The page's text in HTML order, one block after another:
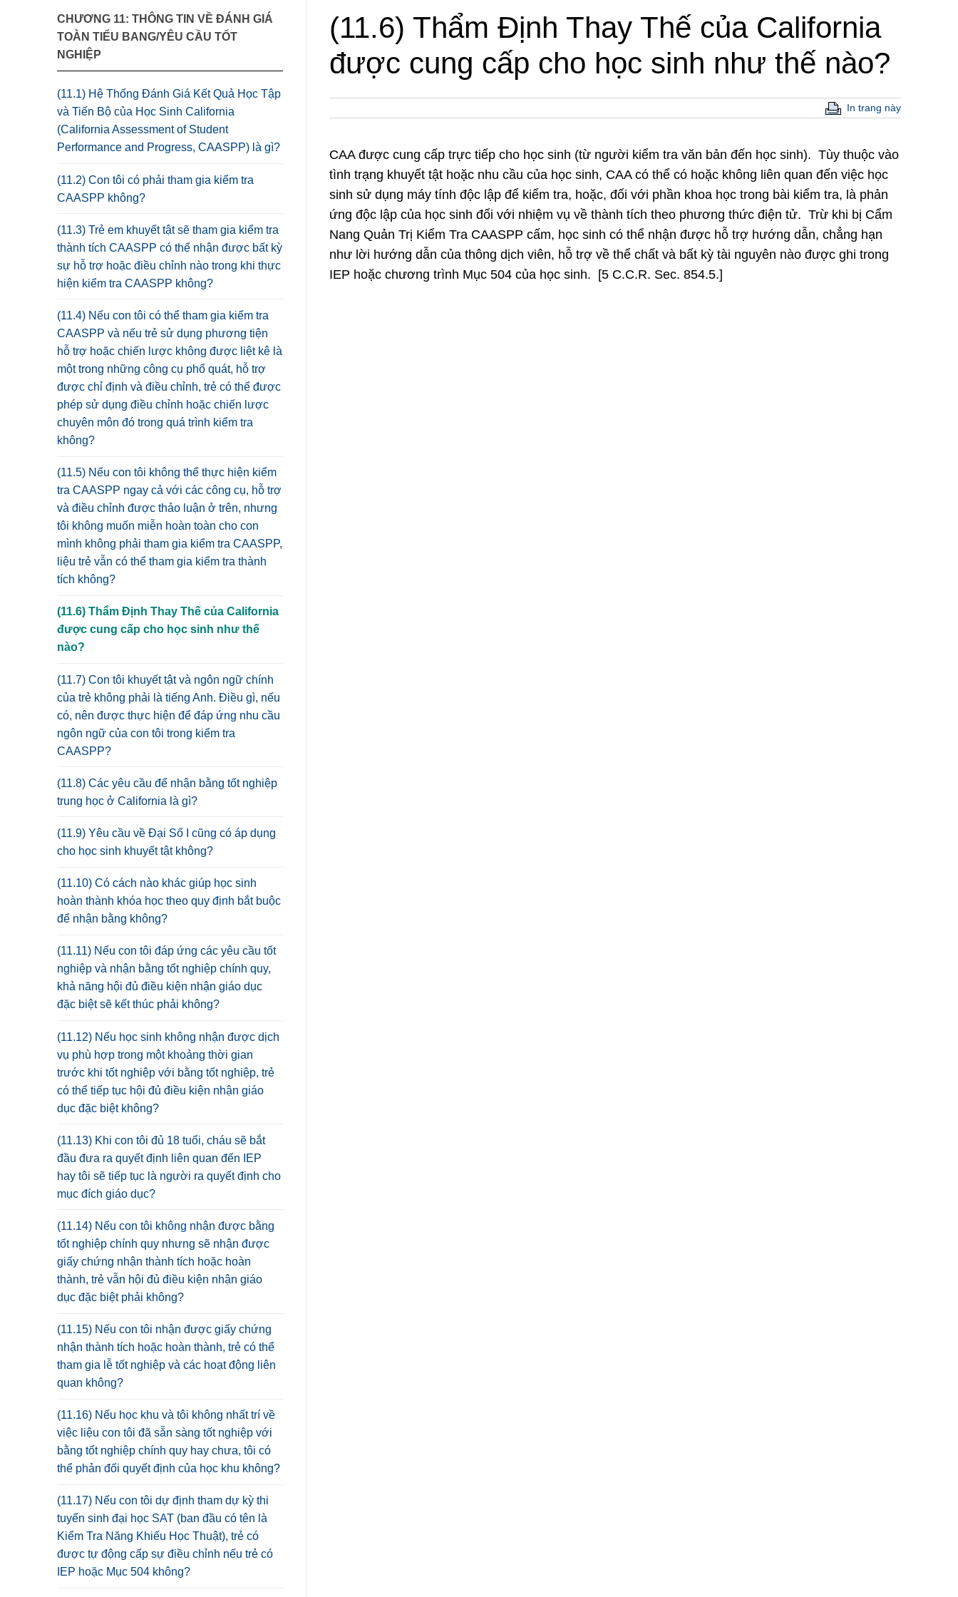
CHƯƠNG 11: THÔNG TIN VỀ ĐÁNH GIÁ
TOÀN TIỂU BANG/YÊU CẦU TỐT
NGHIỆP
(11.1) Hệ Thống Đánh Giá Kết Quả Học Tập
và Tiến Bộ của Học Sinh California
(California Assessment of Student
Performance and Progress, CAASPP) là gì?
(11.2) Con tôi có phải tham gia kiểm tra
CAASPP không?
(11.3) Trẻ em khuyết tật sẽ tham gia kiểm tra
thành tích CAASPP có thể nhận được bất kỳ
sự hỗ trợ hoặc điều chỉnh nào trong khi thực
hiện kiểm tra CAASPP không?
(11.4) Nếu con tôi có thể tham gia kiểm tra
CAASPP và nếu trẻ sử dụng phương tiện
hỗ trợ hoặc chiến lược không được liệt kê là
một trong những công cụ phổ quát, hỗ trợ
được chỉ định và điều chỉnh, trẻ có thể được
phép sử dụng điều chỉnh hoặc chiến lược
chuyên môn đó trong quá trình kiểm tra
không?
(11.5) Nếu con tôi không thể thực hiện kiểm
tra CAASPP ngay cả với các công cụ, hỗ trợ
và điều chỉnh được thảo luận ở trên, nhưng
tôi không muốn miễn hoàn toàn cho con
mình không phải tham gia kiểm tra CAASPP,
liệu trẻ vẫn có thể tham gia kiểm tra thành
tích không?
(11.6) Thẩm Định Thay Thế của California
được cung cấp cho học sinh như thế
nào?
(11.7) Con tôi khuyết tật và ngôn ngữ chính
của trẻ không phải là tiếng Anh. Điều gì, nếu
có, nên được thực hiện để đáp ứng nhu cầu
ngôn ngữ của con tôi trong kiểm tra
CAASPP?
(11.8) Các yêu cầu để nhận bằng tốt nghiệp
trung học ở California là gì?
(11.9) Yêu cầu về Đại Số I cũng có áp dụng
cho học sinh khuyết tật không?
(11.10) Có cách nào khác giúp học sinh
hoàn thành khóa học theo quy định bắt buộc
để nhận bằng không?
(11.11) Nếu con tôi đáp ứng các yêu cầu tốt
nghiệp và nhận bằng tốt nghiệp chính quy,
khả năng hội đủ điều kiện nhận giáo dục
đặc biệt sẽ kết thúc phải không?
(11.12) Nếu học sinh không nhận được dịch
vụ phù hợp trong một khoảng thời gian
trước khi tốt nghiệp với bằng tốt nghiệp, trẻ
có thể tiếp tục hội đủ điều kiện nhận giáo
dục đặc biệt không?
(11.13) Khi con tôi đủ 18 tuổi, cháu sẽ bắt
đầu đưa ra quyết định liên quan đến IEP
hay tôi sẽ tiếp tục là người ra quyết định cho
mục đích giáo dục?
(11.14) Nếu con tôi không nhận được bằng
tốt nghiệp chính quy nhưng sẽ nhận được
giấy chứng nhận thành tích hoặc hoàn
thành, trẻ vẫn hội đủ điều kiện nhận giáo
dục đặc biệt phải không?
(11.15) Nếu con tôi nhận được giấy chứng
nhận thành tích hoặc hoàn thành, trẻ có thể
tham gia lễ tốt nghiệp và các hoạt động liên
quan không?
(11.16) Nếu học khu và tôi không nhất trí về
việc liệu con tôi đã sẵn sàng tốt nghiệp với
bằng tốt nghiệp chính quy hay chưa, tôi có
thể phản đối quyết định của học khu không?
(11.17) Nếu con tôi dự định tham dự kỳ thi
tuyển sinh đại học SAT (ban đầu có tên là
Kiểm Tra Năng Khiếu Học Thuật), trẻ có
được tự động cấp sự điều chỉnh nếu trẻ có
IEP hoặc Mục 504 không?
(11.6) Thẩm Định Thay Thế của California
được cung cấp cho học sinh như thế nào?
In trang này
CAA được cung cấp trực tiếp cho học sinh (từ người kiểm tra văn bản đến học sinh). Tùy thuộc vào
tình trạng khuyết tật hoặc nhu cầu của học sinh, CAA có thể có hoặc không liên quan đến việc học
sinh sử dụng máy tính độc lập để kiểm tra, hoặc, đối với phần khoa học trong bài kiểm tra, là phản
ứng độc lập của học sinh đối với nhiệm vụ về thành tích theo phương thức điện tử. Trừ khi bị Cẩm
Nang Quản Trị Kiểm Tra CAASPP cấm, học sinh có thể nhận được hỗ trợ hướng dẫn, chẳng hạn
như lời hướng dẫn của thông dịch viên, hỗ trợ về thể chất và bất kỳ tài nguyên nào được ghi trong
IEP hoặc chương trình Mục 504 của học sinh. [5 C.C.R. Sec. 854.5.]